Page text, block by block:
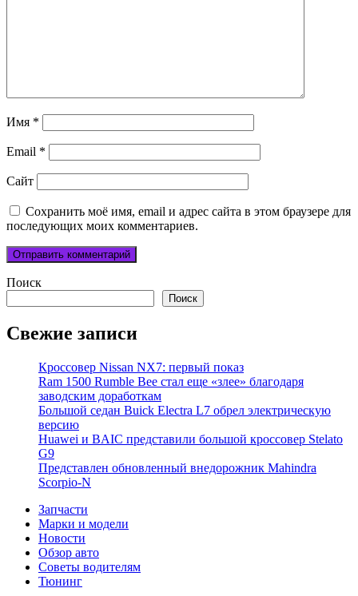
Имя *
Email *
Сайт
Сохранить моё имя, email и адрес сайта в этом браузере для
последующих моих комментариев.
Поиск
Поиск
Свежие записи
Кроссовер Nissan NX7: первый показ
Ram 1500 Rumble Bee стал еще «злее» благодаря
заводским доработкам
Большой седан Buick Electra L7 обрел электрическую
версию
Huawei и BAIC представили большой кроссовер Stelato
G9
Представлен обновленный внедорожник Mahindra
Scorpio-N
Запчасти
Марки и модели
Новости
Обзор авто
Советы водителям
Тюнинг